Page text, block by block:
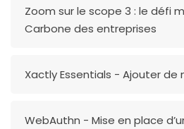
Zoom sur le scope 3 : le défi
Carbone des entreprises
Xactly Essentials - Ajouter de
WebAuthn - Mise en place